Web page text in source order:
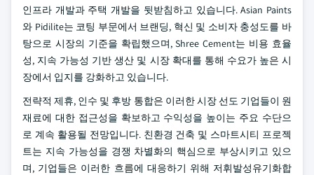
인프라 개발과 주택 개발을 뒷받침하고 있습니다. Asian Paints
와 Pidilite는 코팅 부문에서 브랜딩, 혁신 및 소비자 충성도를 바
탕으로 시장의 기준을 확립했으며, Shree Cement는 비용 효율
성, 지속 가능성 기반 생산 및 시장 확대를 통해 수요가 높은 시
장에서 입지를 강화하고 있습니다.
전략적 제휴, 인수 및 후방 통합은 이러한 시장 선도 기업들이 원
재료에 대한 접근성을 확보하고 수익성을 높이는 주요 수단으
로 계속 활용될 전망입니다. 친환경 건축 및 스마트시티 프로젝
트는 지속 가능성을 경쟁 차별화의 핵심으로 부상시키고 있으
며, 기업들은 이러한 흐름에 대응하기 위해 저휘발성유기화합